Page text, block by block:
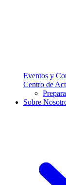
Eventos y
Centro de
Sobre